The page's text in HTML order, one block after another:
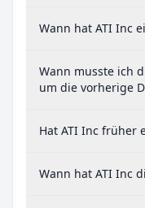
Wann hat ATI Inc
Wann musste ich
um die vorherige
Hat ATI Inc früher
Wann hat ATI Inc